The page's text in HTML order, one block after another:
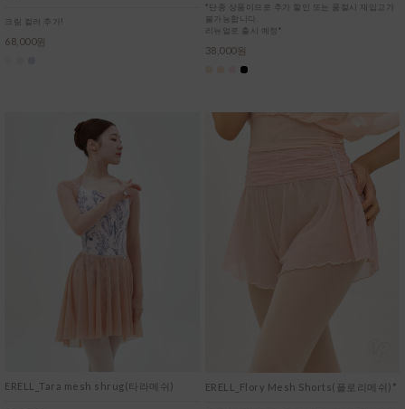
크림 컬러 추가!
68,000원
*단종 상품이므로 추가 할인 또는 품절시 재입고가
불가능합니다.
리뉴얼로 출시 예정*
38,000원
ERELL_Tara mesh shrug(타라메쉬) ERELL_Flory Mesh Shorts(플로리메쉬)*